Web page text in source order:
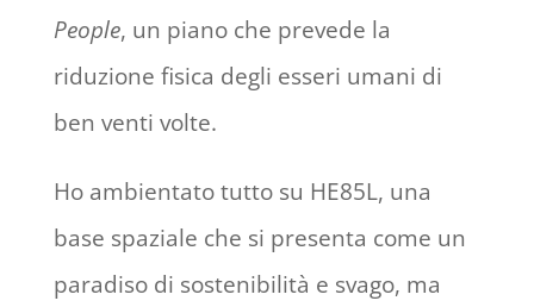
People, un piano che prevede la
riduzione fisica degli esseri umani di
ben venti volte.
Ho ambientato tutto su HE85L, una
base spaziale che si presenta come un
paradiso di sostenibilità e svago, ma